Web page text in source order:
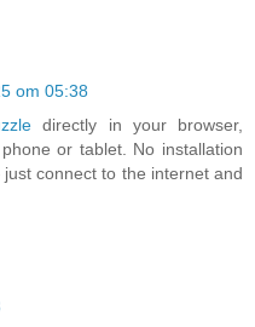
om 05:38
directly in your browser,
or tablet. No installation
connect to the internet and